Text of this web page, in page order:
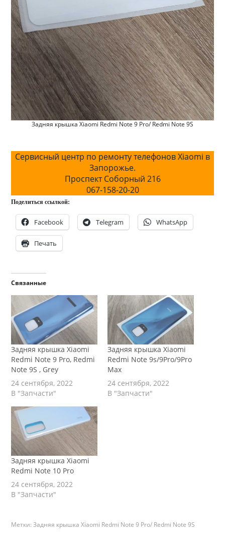
Задняя крышка Xiaomi Redmi Note 9 Pro/ Redmi Note 9S
Сервисный центр по ремонту телефонов Xiaomi в
Запорожье.
Проспект Соборный 216
067-158-20-20
Поделиться ссылкой:
Facebook Telegram WhatsApp
Печать
Связанные
Задняя крышка Xiaomi
Redmi Note 9 Pro, Redmi
Note 9S , Grey
24 сентября, 2022
В "Запчасти"
Задняя крышка Xiaomi
Redmi Note 9s/9Pro/9Pro
Max
24 сентября, 2022
В "Запчасти"
Задняя крышка Xiaomi
Redmi Note 10 Pro
24 сентября, 2022
В "Запчасти"
Метки:Задняя крышка Xiaomi Redmi Note 9 Pro/ Redmi Note 9S